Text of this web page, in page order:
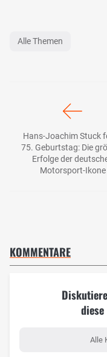
Alle Themen
Hans-Joachim Stuck
75. Geburtstag: Die
Erfolge der
Motorsport-Ikone
KOMMENTARE
Alle